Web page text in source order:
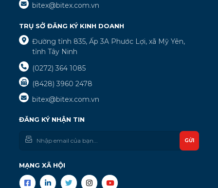
bitex@bitex.com.vn
TRỤ SỞ ĐĂNG KÝ KINH DOANH
Đường tỉnh 835, Ấp 3A Phước Lợi, xã Mỹ Yên,
tỉnh Tây Ninh
(0272) 364 1085
(8428) 3960 2478
bitex@bitex.com.vn
ĐĂNG KÝ NHẬN TIN
GỬI
MẠNG XÃ HỘI